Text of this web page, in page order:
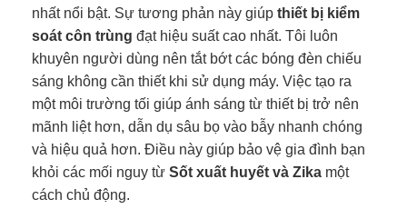
nhất nổi bật. Sự tương phản này giúp thiết bị kiểm
soát côn trùng đạt hiệu suất cao nhất. Tôi luôn
khuyên người dùng nên tắt bớt các bóng đèn chiếu
sáng không cần thiết khi sử dụng máy. Việc tạo ra
một môi trường tối giúp ánh sáng từ thiết bị trở nên
mãnh liệt hơn, dẫn dụ sâu bọ vào bẫy nhanh chóng
và hiệu quả hơn. Điều này giúp bảo vệ gia đình bạn
khỏi các mối nguy từ Sốt xuất huyết và Zika một
cách chủ động.